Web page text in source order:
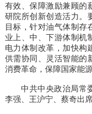
有效、保障激励兼顾的
研院所创新创造活力。
目标，针对油气体制存
业上、中、下游体制机
电力体制改革，加快构
供需协同、灵活智能的
消费革命，保障国家能源
中共中央政治局常
李强、王沪宁、蔡奇出席